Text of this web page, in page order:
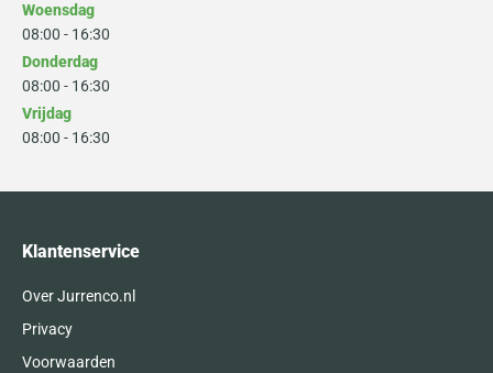
Woensdag
08:00 - 16:30
Donderdag
08:00 - 16:30
Vrijdag
08:00 - 16:30
Klantenservice
Over Jurrenco.nl
Privacy
Voorwaarden